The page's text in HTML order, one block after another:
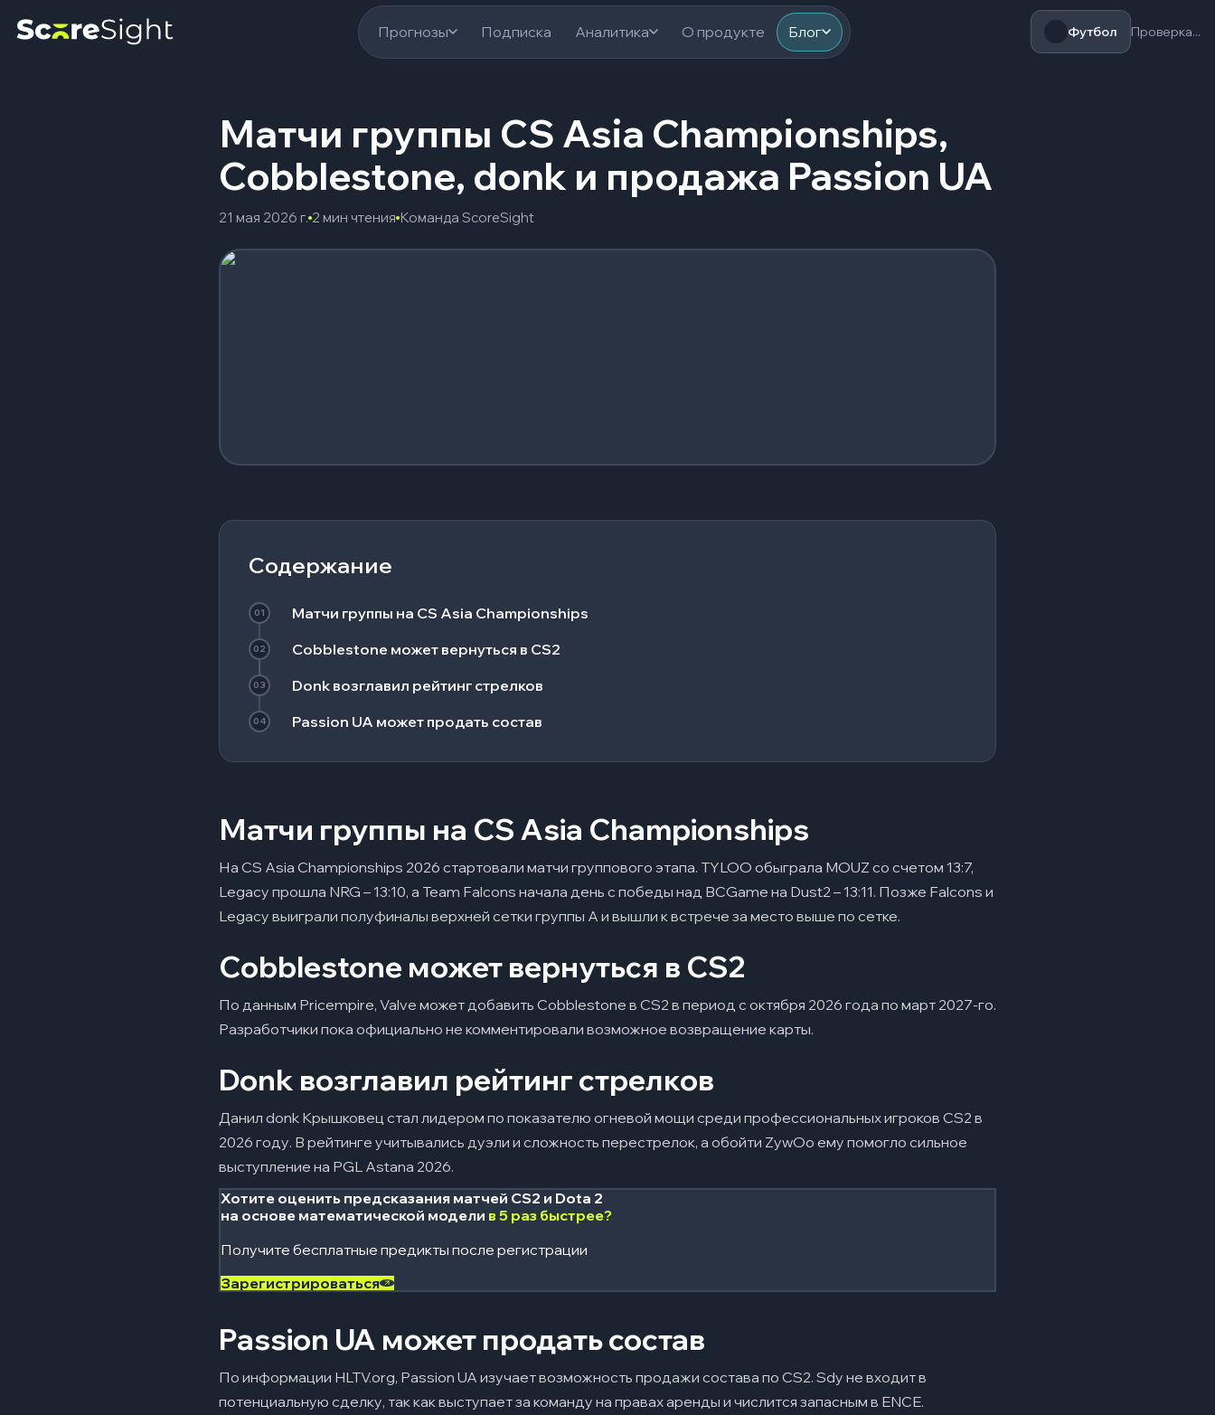
Прогнозы Подписка Аналитика О продукте Блог Футбол Проверка...
Матчи группы CS Asia Championships,
Cobblestone, donk и продажа Passion UA
21 мая 2026 г. 2 мин чтения Команда ScoreSight
Содержание
01 Матчи группы на CS Asia Championships
02 Cobblestone может вернуться в CS2
03 Donk возглавил рейтинг стрелков
04 Passion UA может продать состав
Матчи группы на CS Asia Championships
На CS Asia Championships 2026 стартовали матчи группового этапа. TYLOO обыграла MOUZ со счетом 13:7,
Legacy прошла NRG – 13:10, а Team Falcons начала день с победы над BCGame на Dust2 – 13:11. Позже Falcons и
Legacy выиграли полуфиналы верхней сетки группы A и вышли к встрече за место выше по сетке.
Cobblestone может вернуться в CS2
По данным Pricempire, Valve может добавить Cobblestone в CS2 в период с октября 2026 года по март 2027-го.
Разработчики пока официально не комментировали возможное возвращение карты.
Donk возглавил рейтинг стрелков
Данил donk Крышковец стал лидером по показателю огневой мощи среди профессиональных игроков CS2 в
2026 году. В рейтинге учитывались дуэли и сложность перестрелок, а обойти ZywOo ему помогло сильное
выступление на PGL Astana 2026.
Хотите оценить предсказания матчей CS2 и Dota 2
на основе математической модели в 5 раз быстрее?
Получите бесплатные предикты после регистрации
Зарегистрироваться
Passion UA может продать состав
По информации HLTV.org, Passion UA изучает возможность продажи состава по CS2. Sdy не входит в
потенциальную сделку, так как выступает за команду на правах аренды и числится запасным в ENCE.